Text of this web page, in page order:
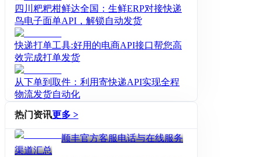
四川粑粑柑鲜达全国：生鲜ERP对接快递
鸟电子面单API，解锁自动发货
快递打单工具:好用的电商API接口帮您高
效完成打单发货
从下单到取件：利用寄快递API实现全程
物流发货自动化
热门资讯更多 >
顺丰官方客服电话与在线服务
渠道汇总